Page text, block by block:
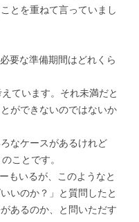
とを重ねて言っていまし
要な準備期間はどれくら
ています。それ未満だと
ができないのではないか
なケースがあるけれど
ことです。
もいるが、このようなと
いのか？」と質問したと
あるのか、と問いただす